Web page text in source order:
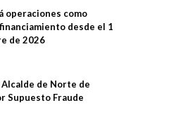
operaciones como
desde el 1
de 2026
de Norte de
Supuesto Fraude